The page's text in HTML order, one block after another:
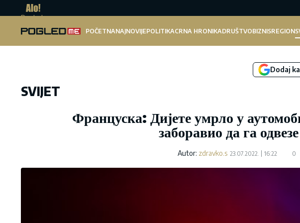
Pogled.me
POČETNANAJNOVIJEPOLITIKACRNA HRONIKADRUŠTVOBIZNISREGION
Dodaj
SVIJET
Француска: Дијете умрло у
заборавио да га
Autor: zdravko.s 23.07.2022. 16:22 0